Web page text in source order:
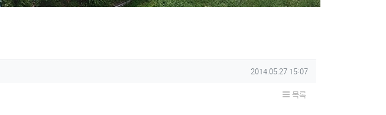
작성일
2014.05.27 15:07
목록